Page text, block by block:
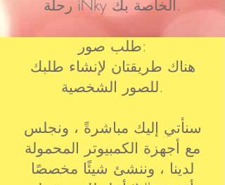
رحلة iNky الخاصة بك.
طلب صور:
هناك طريقتان لإنشاء طلبك
للصور الشخصية.
سنأتي إليك مباشرةً ، ونجلس
مع أجهزة الكمبيوتر المحمولة
لدينا ، وننشئ شيئًا مخصصًا